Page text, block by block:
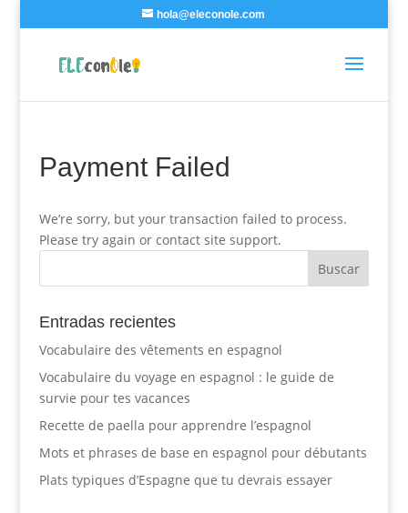
hola@eleconole.com
Payment Failed
We’re sorry, but your transaction failed to process.
Please try again or contact site support.
Entradas recientes
Vocabulaire des vêtements en espagnol
Vocabulaire du voyage en espagnol : le guide de
survie pour tes vacances
Recette de paella pour apprendre l’espagnol
Mots et phrases de base en espagnol pour débutants
Plats typiques d’Espagne que tu devrais essayer